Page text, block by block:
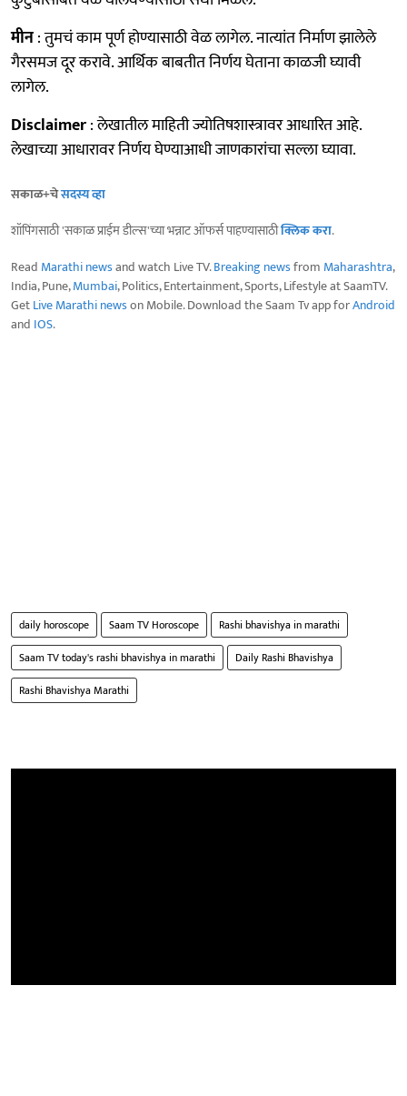
मीन: तुमचं काम पूर्ण होण्यासाठी वेळ लागेल. नात्यांत निर्माण झालेले
गैरसमज दूर करावे. आर्थिक बाबतीत निर्णय घेताना काळजी घ्यावी
लागेल.
Disclaimer: लेखातील माहिती ज्योतिषशास्त्रावर आधारित आहे.
लेखाच्या आधारावर निर्णय घेण्याआधी जाणकारांचा सल्ला घ्यावा.
सकाळ+चेसदस्य व्हा
शॉपिंगसाठी 'सकाळ प्राईम डील्स'च्या भन्नाट ऑफर्स पाहण्यासाठीक्लिक करा.
Read Marathi newsand watch Live TV.Breaking newsfrom Maharashtra,
India, Pune,Mumbai, Politics, Entertainment, Sports, Lifestyle at SaamTV.
GetLive Marathi newson Mobile. Download the Saam Tv app forAndroid
and IOS.
daily horoscope Saam TV Horoscope
Rashi bhavishya in marathi
Saam TV today's rashi bhavishya in marathi
Daily Rashi Bhavishya
Rashi Bhavishya Marathi